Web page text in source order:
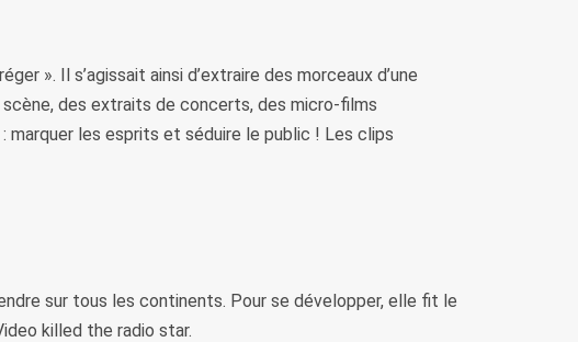
». Il s’agissait ainsi d’extraire des morceaux d’une
scène, des extraits de concerts, des micro-films
marquer les esprits et séduire le public ! Les clips
sur tous les continents. Pour se développer, elle fit le
killed the radio star.